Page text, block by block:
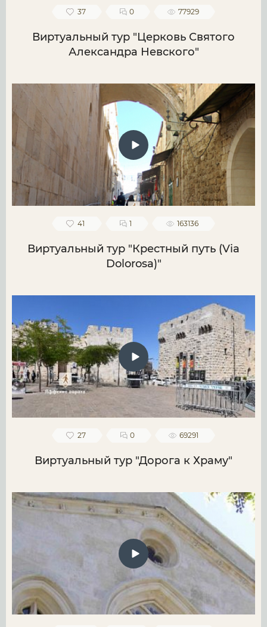
37 0 77929
Виртуальный тур "Церковь Святого
Александра Невского"
41 1 163136
Виртуальный тур "Крестный путь (Via
Dolorosa)"
27 0 69291
Виртуальный тур "Дорога к Храму"